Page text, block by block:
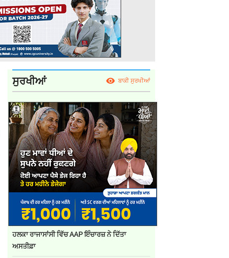
ਸੁਰਖੀਆਂ ਬਾਕੀ ਸੁਰਖੀਆਂ
ਹਲਕਾ ਰਾਜਾਸਾਂਸੀ ਵਿੱਚ AAP ਇੰਚਾਰਜ਼ ਨੇ ਦਿੱਤਾ
ਅਸਤੀਫ਼ਾ